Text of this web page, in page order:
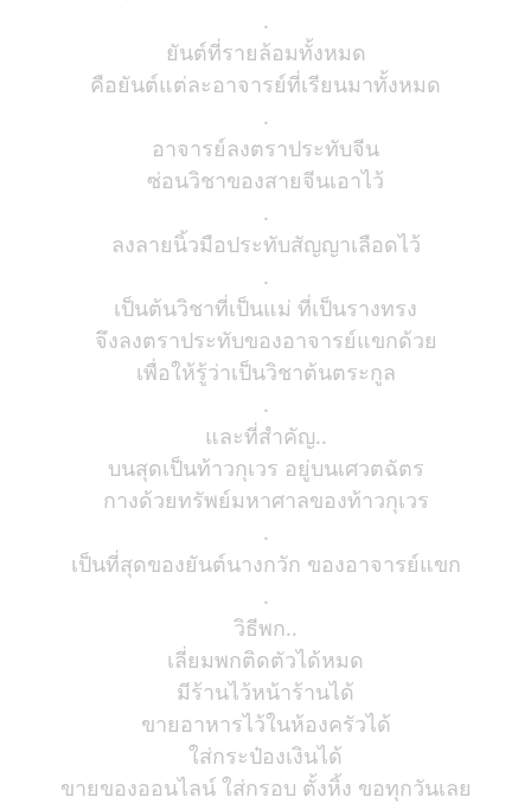
.
ยันต์ที่รายล้อมทั้งหมด
คือยันต์แต่ละอาจารย์ที่เรียนมาทั้งหมด
.
อาจารย์ลงตราประทับจีน
ซ่อนวิชาของสายจีนเอาไว้
.
ลงลายนิ้วมือประทับสัญญาเลือดไว้
.
เป็นต้นวิชาที่เป็นแม่ ที่เป็นรางทรง
จึงลงตราประทับของอาจารย์แขกด้วย
เพื่อให้รู้ว่าเป็นวิชาต้นตระกูล
.
และที่สำคัญ..
บนสุดเป็นท้าวกุเวร อยู่บนเศวตฉัตร
กางด้วยทรัพย์มหาศาลของท้าวกุเวร
.
เป็นที่สุดของยันต์นางกวัก ของอาจารย์แขก
.
วิธีพก..
เลี่ยมพกติดตัวได้หมด
มีร้านไว้หน้าร้านได้
ขายอาหารไว้ในห้องครัวได้
ใส่กระป๋องเงินได้
ขายของออนไลน์ ใส่กรอบ ตั้งหิ้ง ขอทุกวันเลย